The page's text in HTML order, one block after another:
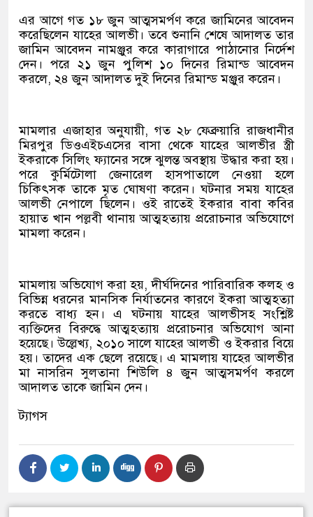
এর আগে গত ১৮ জুন আত্মসমর্পণ করে জামিনের আবেদন
করেছিলেন যাহের আলভী। তবে শুনানি শেষে আদালত তার
জামিন আবেদন নামঞ্জুর করে কারাগারে পাঠানোর নির্দেশ
দেন। পরে ২১ জুন পুলিশ ১০ দিনের রিমান্ড আবেদন
করলে, ২৪ জুন আদালত দুই দিনের রিমান্ড মঞ্জুর করেন।
মামলার এজাহার অনুযায়ী, গত ২৮ ফেব্রুয়ারি রাজধানীর
মিরপুর ডিওএইচএসের বাসা থেকে যাহের আলভীর স্ত্রী
ইকরাকে সিলিং ফ্যানের সঙ্গে ঝুলন্ত অবস্থায় উদ্ধার করা হয়।
পরে কুর্মিটোলা জেনারেল হাসপাতালে নেওয়া হলে
চিকিৎসক তাকে মৃত ঘোষণা করেন। ঘটনার সময় যাহের
আলভী নেপালে ছিলেন। ওই রাতেই ইকরার বাবা কবির
হায়াত খান পল্লবী থানায় আত্মহত্যায় প্ররোচনার অভিযোগে
মামলা করেন।
মামলায় অভিযোগ করা হয়, দীর্ঘদিনের পারিবারিক কলহ ও
বিভিন্ন ধরনের মানসিক নির্যাতনের কারণে ইকরা আত্মহত্যা
করতে বাধ্য হন। এ ঘটনায় যাহের আলভীসহ সংশ্লিষ্ট
ব্যক্তিদের বিরুদ্ধে আত্মহত্যায় প্ররোচনার অভিযোগ আনা
হয়েছে। উল্লেখ্য, ২০১০ সালে যাহের আলভী ও ইকরার বিয়ে
হয়। তাদের এক ছেলে রয়েছে। এ মামলায় যাহের আলভীর
মা নাসরিন সুলতানা শিউলি ৪ জুন আত্মসমর্পণ করলে
আদালত তাকে জামিন দেন।
ট্যাগস